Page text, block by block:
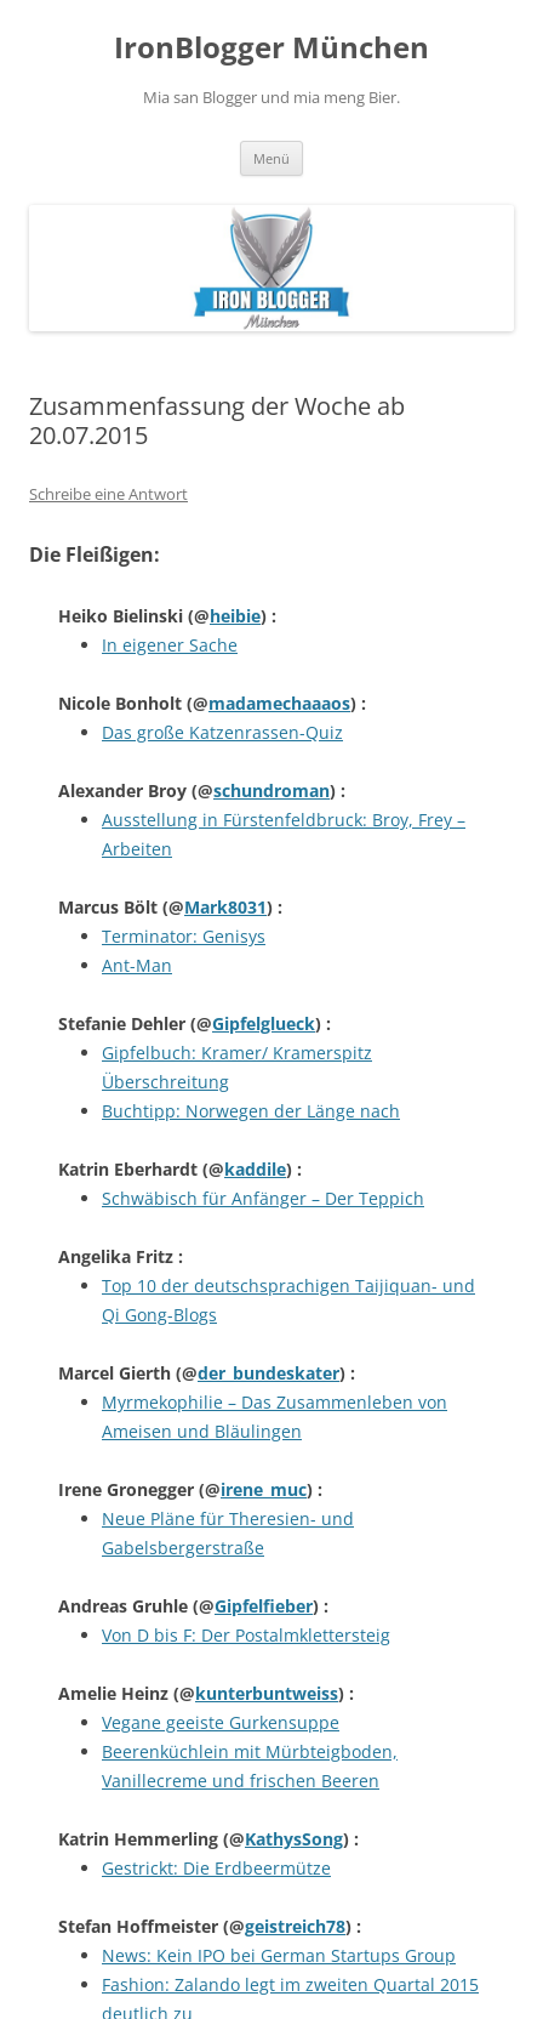
IronBlogger München
Mia san Blogger und mia meng Bier.
Menü
Zusammenfassung der Woche ab
20.07.2015
Schreibe eine Antwort
Die Fleißigen:
Heiko Bielinski (@heibie) :
In eigener Sache
Nicole Bonholt (@madamechaaaos) :
Das große Katzenrassen-Quiz
Alexander Broy (@schundroman) :
Ausstellung in Fürstenfeldbruck: Broy, Frey –
Arbeiten
Marcus Bölt (@Mark8031) :
Terminator: Genisys
Ant-Man
Stefanie Dehler (@Gipfelglueck) :
Gipfelbuch: Kramer/ Kramerspitz
Überschreitung
Buchtipp: Norwegen der Länge nach
Katrin Eberhardt (@kaddile) :
Schwäbisch für Anfänger – Der Teppich
Angelika Fritz :
Top 10 der deutschsprachigen Taijiquan- und
Qi Gong-Blogs
Marcel Gierth (@der_bundeskater) :
Myrmekophilie – Das Zusammenleben von
Ameisen und Bläulingen
Irene Gronegger (@irene_muc) :
Neue Pläne für Theresien- und
Gabelsbergerstraße
Andreas Gruhle (@Gipfelfieber) :
Von D bis F: Der Postalmklettersteig
Amelie Heinz (@kunterbuntweiss) :
Vegane geeiste Gurkensuppe
Beerenküchlein mit Mürbteigboden,
Vanillecreme und frischen Beeren
Katrin Hemmerling (@KathysSong) :
Gestrickt: Die Erdbeermütze
Stefan Hoffmeister (@geistreich78) :
News: Kein IPO bei German Startups Group
Fashion: Zalando legt im zweiten Quartal 2015
deutlich zu